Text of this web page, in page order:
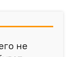
не